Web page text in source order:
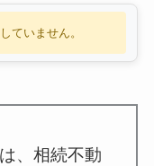
ていません。
、相続不動